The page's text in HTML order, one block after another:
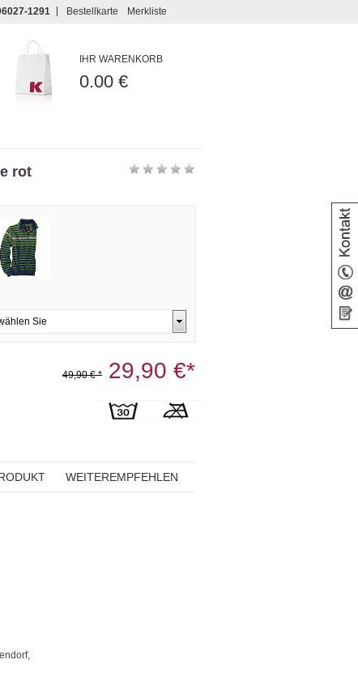
1291 Bestellkarte Merkliste
IHR WARENKORB
0.00 €
rot
49,90 € *29,90 €*
WEITEREMPFEHLEN